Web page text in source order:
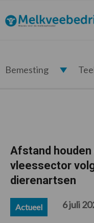
de
hoofdnavigatie
de
hoofd
de
eerste
de
voettekst
Melkveebedrijf.nl
Bemesting
Afstand
vleessector
dierenartsen
Actueel 6 juli